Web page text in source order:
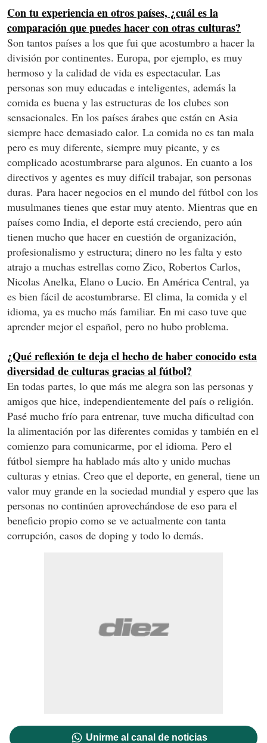
Con tu experiencia en otros países, ¿cuál es la
comparación que puedes hacer con otras culturas?
Son tantos países a los que fui que acostumbro a hacer la
división por continentes. Europa, por ejemplo, es muy
hermoso y la calidad de vida es espectacular. Las
personas son muy educadas e inteligentes, además la
comida es buena y las estructuras de los clubes son
sensacionales. En los países árabes que están en Asia
siempre hace demasiado calor. La comida no es tan mala
pero es muy diferente, siempre muy picante, y es
complicado acostumbrarse para algunos. En cuanto a los
directivos y agentes es muy difícil trabajar, son personas
duras. Para hacer negocios en el mundo del fútbol con los
musulmanes tienes que estar muy atento. Mientras que en
países como India, el deporte está creciendo, pero aún
tienen mucho que hacer en cuestión de organización,
profesionalismo y estructura; dinero no les falta y esto
atrajo a muchas estrellas como Zico, Robertos Carlos,
Nicolas Anelka, Elano o Lucio. En América Central, ya
es bien fácil de acostumbrarse. El clima, la comida y el
idioma, ya es mucho más familiar. En mi caso tuve que
aprender mejor el español, pero no hubo problema.
¿Qué reflexión te deja el hecho de haber conocido esta
diversidad de culturas gracias al fútbol?
En todas partes, lo que más me alegra son las personas y
amigos que hice, independientemente del país o religión.
Pasé mucho frío para entrenar, tuve mucha dificultad con
la alimentación por las diferentes comidas y también en el
comienzo para comunicarme, por el idioma. Pero el
fútbol siempre ha hablado más alto y unido muchas
culturas y etnias. Creo que el deporte, en general, tiene un
valor muy grande en la sociedad mundial y espero que las
personas no continúen aprovechándose de eso para el
beneficio propio como se ve actualmente con tanta
corrupción, casos de doping y todo lo demás.
Unirme al canal de noticias